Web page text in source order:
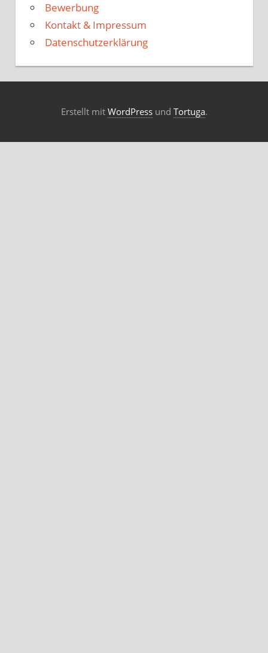
Bewerbung
Kontakt & Impressum
Datenschutzerklärung
Erstellt mit WordPressund Tortuga.